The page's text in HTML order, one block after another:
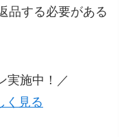
品する必要がある
実施中！／
く見る